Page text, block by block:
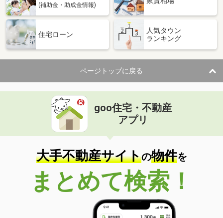
(補助金・助成金情報)
住宅ローン
人気タウン
ランキング
ページトップに戻る
goo住宅・不動産
アプリ
大手不動産サイトの物件を
まとめて検索！